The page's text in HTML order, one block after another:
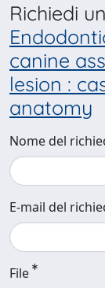
Richiedi
canine
lesion :
anatomy
Nome del
E-mail del
File